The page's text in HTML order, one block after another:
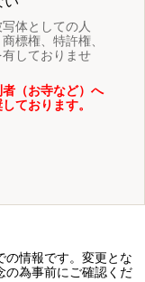
体としての人
標権、特許権、
しておりませ
（お寺など）へ
ております。
情報です。変更とな
の為事前にご確認くだ